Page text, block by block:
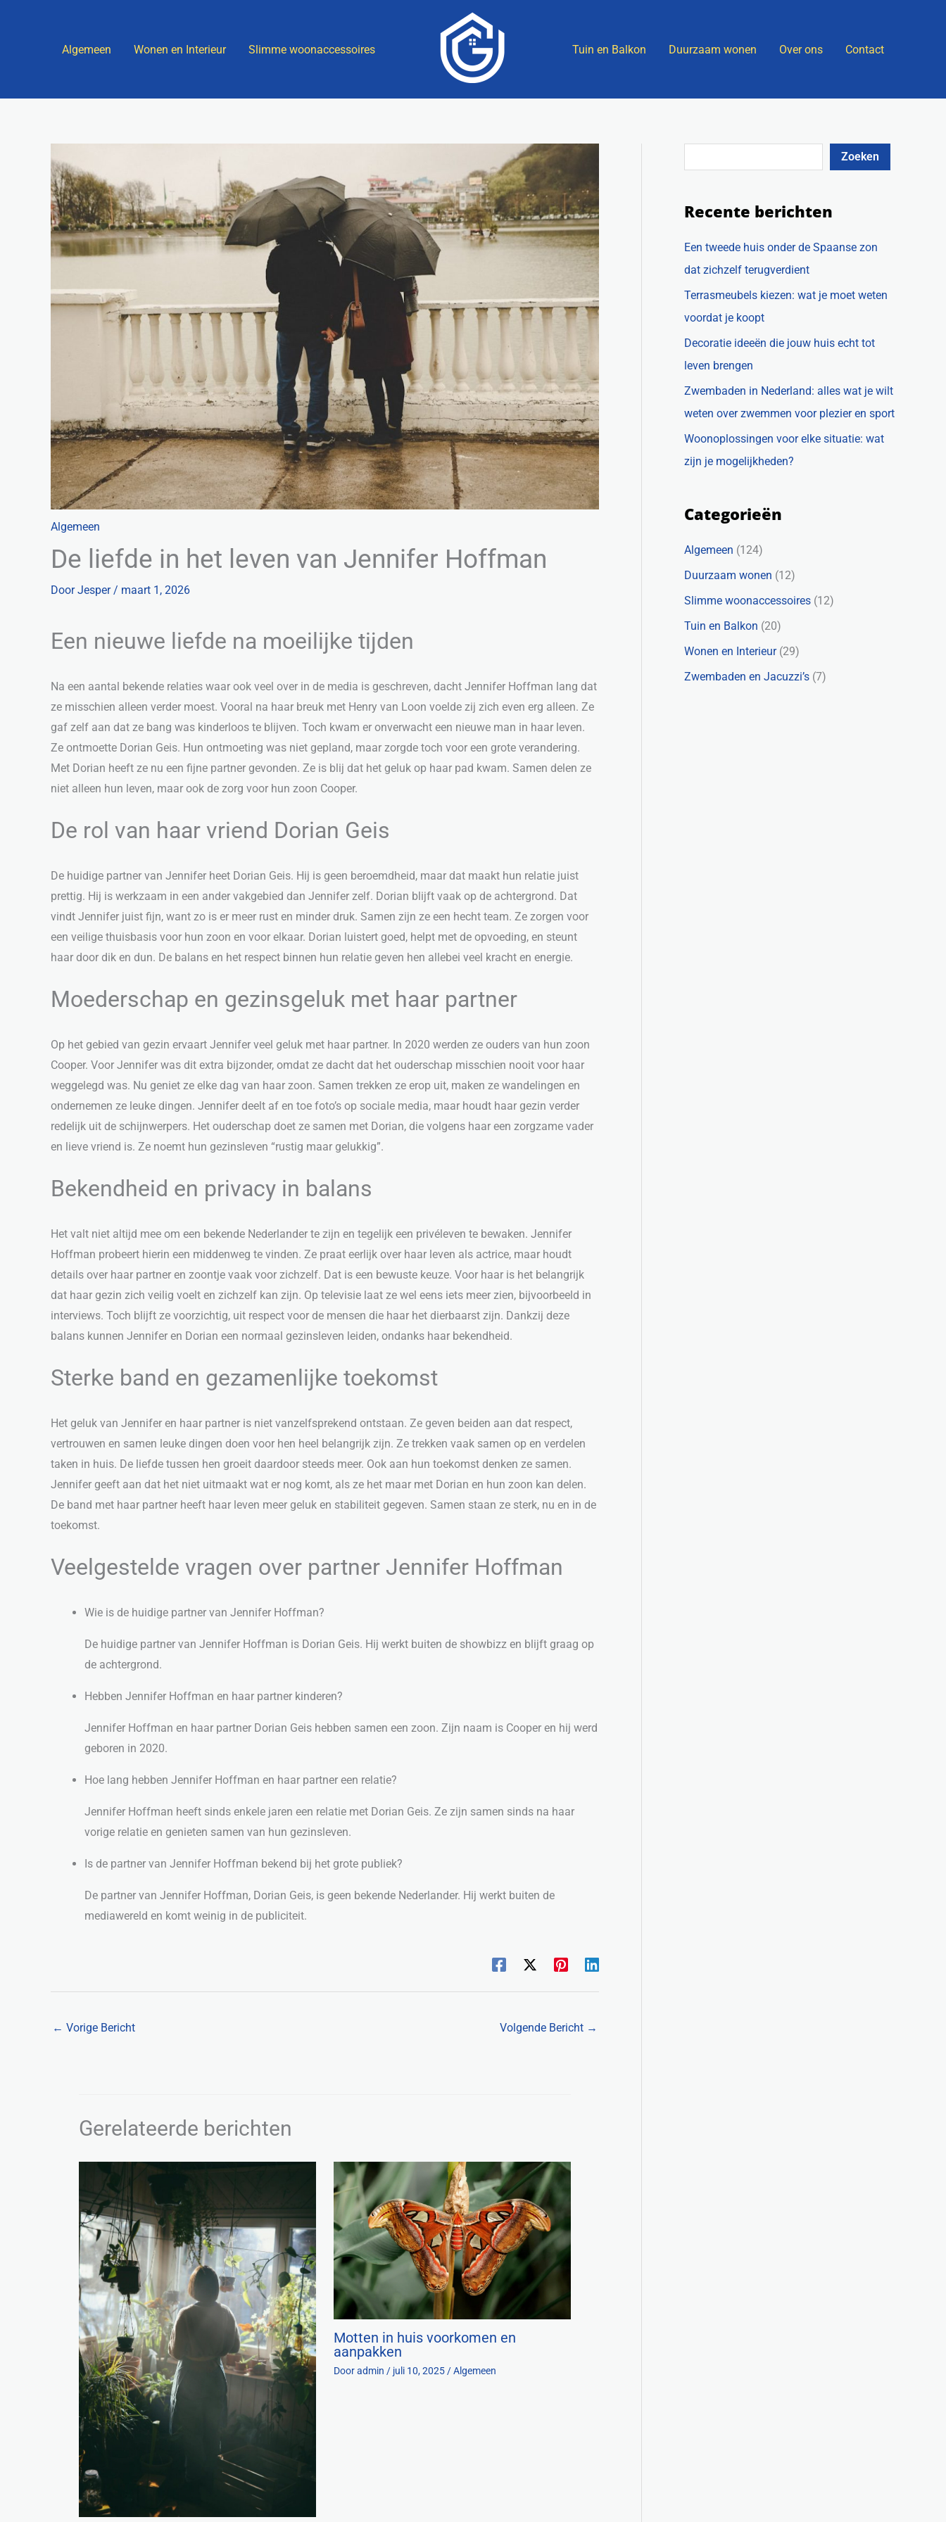
Algemeen Wonen en Interieur Slimme woonaccessoires Tuin en Balkon Duurzaam wonen Over ons Contact
Algemeen
De liefde in het leven van Jennifer Hoffman
DoorJesper / maart 1, 2026
Een nieuwe liefde na moeilijke tijden
Na een aantal bekende relaties waar ook veel over in de media is geschreven, dacht Jennifer Hoffman lang dat
ze misschien alleen verder moest. Vooral na haar breuk met Henry van Loon voelde zij zich even erg alleen. Ze
gaf zelf aan dat ze bang was kinderloos te blijven. Toch kwam er onverwacht een nieuwe man in haar leven.
Ze ontmoette Dorian Geis. Hun ontmoeting was niet gepland, maar zorgde toch voor een grote verandering.
Met Dorian heeft ze nu een fijne partner gevonden. Ze is blij dat het geluk op haar pad kwam. Samen delen ze
niet alleen hun leven, maar ook de zorg voor hun zoon Cooper.
De rol van haar vriend Dorian Geis
De huidige partner van Jennifer heet Dorian Geis. Hij is geen beroemdheid, maar dat maakt hun relatie juist
prettig. Hij is werkzaam in een ander vakgebied dan Jennifer zelf. Dorian blijft vaak op de achtergrond. Dat
vindt Jennifer juist fijn, want zo is er meer rust en minder druk. Samen zijn ze een hecht team. Ze zorgen voor
een veilige thuisbasis voor hun zoon en voor elkaar. Dorian luistert goed, helpt met de opvoeding, en steunt
haar door dik en dun. De balans en het respect binnen hun relatie geven hen allebei veel kracht en energie.
Moederschap en gezinsgeluk met haar partner
Op het gebied van gezin ervaart Jennifer veel geluk met haar partner. In 2020 werden ze ouders van hun zoon
Cooper. Voor Jennifer was dit extra bijzonder, omdat ze dacht dat het ouderschap misschien nooit voor haar
weggelegd was. Nu geniet ze elke dag van haar zoon. Samen trekken ze erop uit, maken ze wandelingen en
ondernemen ze leuke dingen. Jennifer deelt af en toe foto’s op sociale media, maar houdt haar gezin verder
redelijk uit de schijnwerpers. Het ouderschap doet ze samen met Dorian, die volgens haar een zorgzame vader
en lieve vriend is. Ze noemt hun gezinsleven “rustig maar gelukkig”.
Bekendheid en privacy in balans
Het valt niet altijd mee om een bekende Nederlander te zijn en tegelijk een privéleven te bewaken. Jennifer
Hoffman probeert hierin een middenweg te vinden. Ze praat eerlijk over haar leven als actrice, maar houdt
details over haar partner en zoontje vaak voor zichzelf. Dat is een bewuste keuze. Voor haar is het belangrijk
dat haar gezin zich veilig voelt en zichzelf kan zijn. Op televisie laat ze wel eens iets meer zien, bijvoorbeeld in
interviews. Toch blijft ze voorzichtig, uit respect voor de mensen die haar het dierbaarst zijn. Dankzij deze
balans kunnen Jennifer en Dorian een normaal gezinsleven leiden, ondanks haar bekendheid.
Sterke band en gezamenlijke toekomst
Het geluk van Jennifer en haar partner is niet vanzelfsprekend ontstaan. Ze geven beiden aan dat respect,
vertrouwen en samen leuke dingen doen voor hen heel belangrijk zijn. Ze trekken vaak samen op en verdelen
taken in huis. De liefde tussen hen groeit daardoor steeds meer. Ook aan hun toekomst denken ze samen.
Jennifer geeft aan dat het niet uitmaakt wat er nog komt, als ze het maar met Dorian en hun zoon kan delen.
De band met haar partner heeft haar leven meer geluk en stabiliteit gegeven. Samen staan ze sterk, nu en in de
toekomst.
Veelgestelde vragen over partner Jennifer Hoffman
Wie is de huidige partner van Jennifer Hoffman?
De huidige partner van Jennifer Hoffman is Dorian Geis. Hij werkt buiten de showbizz en blijft graag op
de achtergrond.
Hebben Jennifer Hoffman en haar partner kinderen?
Jennifer Hoffman en haar partner Dorian Geis hebben samen een zoon. Zijn naam is Cooper en hij werd
geboren in 2020.
Hoe lang hebben Jennifer Hoffman en haar partner een relatie?
Jennifer Hoffman heeft sinds enkele jaren een relatie met Dorian Geis. Ze zijn samen sinds na haar
vorige relatie en genieten samen van hun gezinsleven.
Is de partner van Jennifer Hoffman bekend bij het grote publiek?
De partner van Jennifer Hoffman, Dorian Geis, is geen bekende Nederlander. Hij werkt buiten de
mediawereld en komt weinig in de publiciteit.
← Vorige Bericht Volgende Bericht →
Gerelateerde berichten
Motten in huis voorkomen en
aanpakken
Dooradmin / juli 10, 2025/Algemeen
e
e
Zoeken
Recente berichten
Een tweede huis onder de Spaanse zon
dat zichzelf terugverdient
Terrasmeubels kiezen: wat je moet weten
voordat je koopt
Decoratie ideeën die jouw huis echt tot
leven brengen
Zwembaden in Nederland: alles wat je wilt
weten over zwemmen voor plezier en sport
Woonoplossingen voor elke situatie: wat
zijn je mogelijkheden?
Categorieën
Algemeen (124)
Duurzaam wonen (12)
Slimme woonaccessoires (12)
Tuin en Balkon (20)
Wonen en Interieur(29)
Zwembaden en Jacuzzi’s (7)